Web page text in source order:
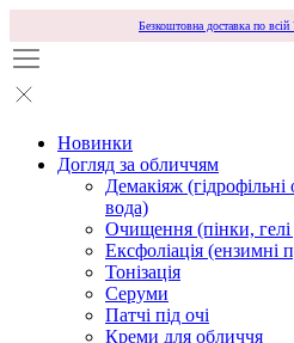
Безкоштовна доставка по всій
Новинки
Догляд за обличчям
Демакіяж (гідрофільні
вода)
Очищення (пінки,
Ексфоліація (ензимні
Тонізація
Серуми
Патчі під очі
Креми для обличчя